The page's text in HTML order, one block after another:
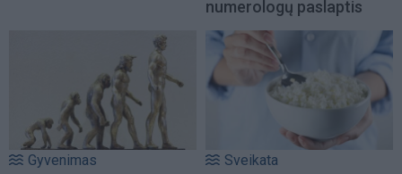
numerologų paslaptis
Gyvenimas Sveikata